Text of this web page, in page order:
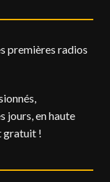
premières radios
jours, en haute
gratuit !